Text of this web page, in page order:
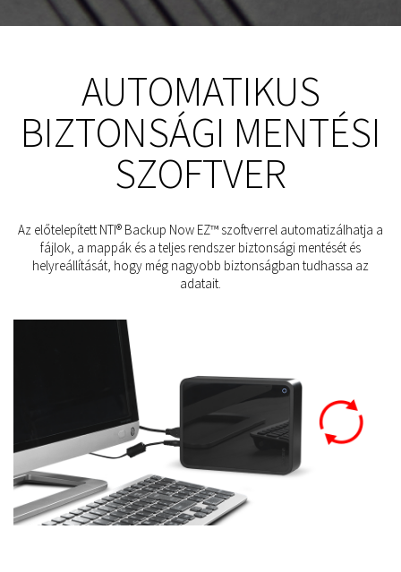
AUTOMATIKUS
BIZTONSÁGI MENTÉSI
SZOFTVER
Az előtelepített NTI® Backup Now EZ™ szoftverrel automatizálhatja a
fájlok, a mappák és a teljes rendszer biztonsági mentését és
helyreállítását, hogy még nagyobb biztonságban tudhassa az
adatait.